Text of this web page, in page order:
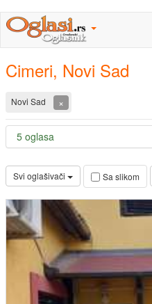
Cimeri, Novi Sad
Novi Sad ×
5 oglasa
Svi oglašivači Sa slikom